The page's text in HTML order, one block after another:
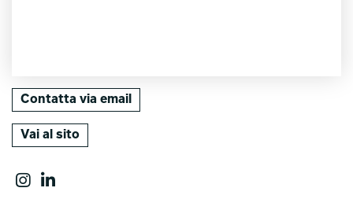
Contatta via email
Vai al sito